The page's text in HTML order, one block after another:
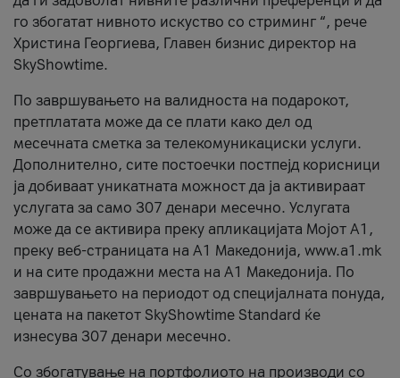
го збогатат нивното искуство со стриминг “, рече
Христина Георгиева, Главен бизнис директор на
SkyShowtime.
По завршувањето на валидноста на подарокот,
претплатата може да се плати како дел од
месечната сметка за телекомуникациски услуги.
Дополнително, сите постоечки постпејд корисници
ја добиваат уникатната можност да ја активираат
услугата за само 307 денари месечно. Услугата
може да се активира преку апликацијата Мојот A1,
преку веб-страницата на А1 Македонија, www.a1.mk
и на сите продажни места на А1 Македонија. По
завршувањето на периодот од специјалната понуда,
цената на пакетот SkyShowtime Standard ќе
изнесува 307 денари месечно.
Со збогатување на портфолиото на производи со